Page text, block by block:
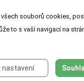
souborů cookies,
to s vaší navigací na
nastavení